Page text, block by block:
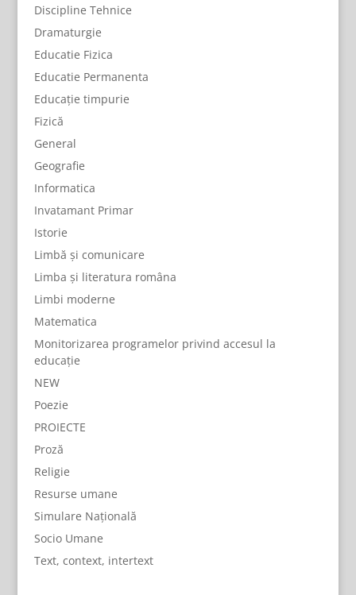
Discipline Tehnice
Dramaturgie
Educatie Fizica
Educatie Permanenta
Educație timpurie
Fizică
General
Geografie
Informatica
Invatamant Primar
Istorie
Limbă și comunicare
Limba și literatura româna
Limbi moderne
Matematica
Monitorizarea programelor privind accesul la
educație
NEW
Poezie
PROIECTE
Proză
Religie
Resurse umane
Simulare Națională
Socio Umane
Text, context, intertext